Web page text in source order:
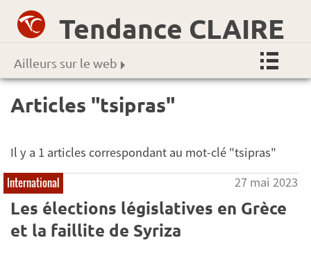
Tendance CLAIRE
Ailleurs sur le web
Articles "tsipras"
Il y a 1 articles correspondant au mot-clé "tsipras"
International 27 mai 2023
Les élections législatives en Grèce
et la faillite de Syriza